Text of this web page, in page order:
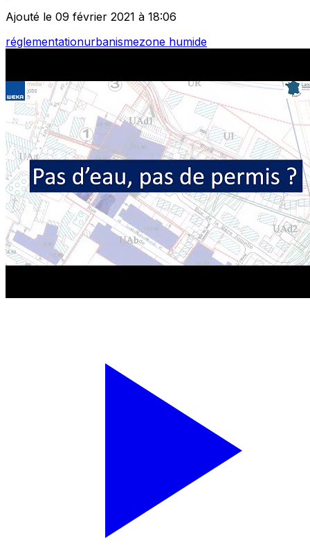
Ajouté le 09 février 2021 à 18:06
réglementationurbanismezone humide